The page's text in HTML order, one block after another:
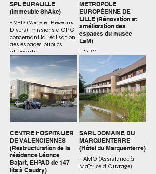
SPL EURALILLE
(Immeuble ShAke)
- VRD (Voirie et Réseaux
Divers), missions d’OPC
concernant la réalisation
des espaces publics
attenants
METROPOLE
EUROPÉENNE DE
LILLE (Rénovation et
amélioration des
espaces du musée
LaM)
- OPC
(Ordonnancement,
Pilotage et Coordination)
CENTRE HOSPITALIER
DE VALENCIENNES
(Restructuration de la
résidence Léonce
Bajart, EHPAD de 147
lits à Caudry)
SARL DOMAINE DU
MARQUENTERRE
(Hôtel du Marquenterre)
- AMO (Assistance à
Maîtrise d’Ouvrage)